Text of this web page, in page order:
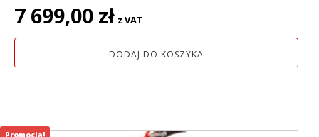
7 699,00 zł z VAT
DODAJ DO KOSZYKA
Promocja!